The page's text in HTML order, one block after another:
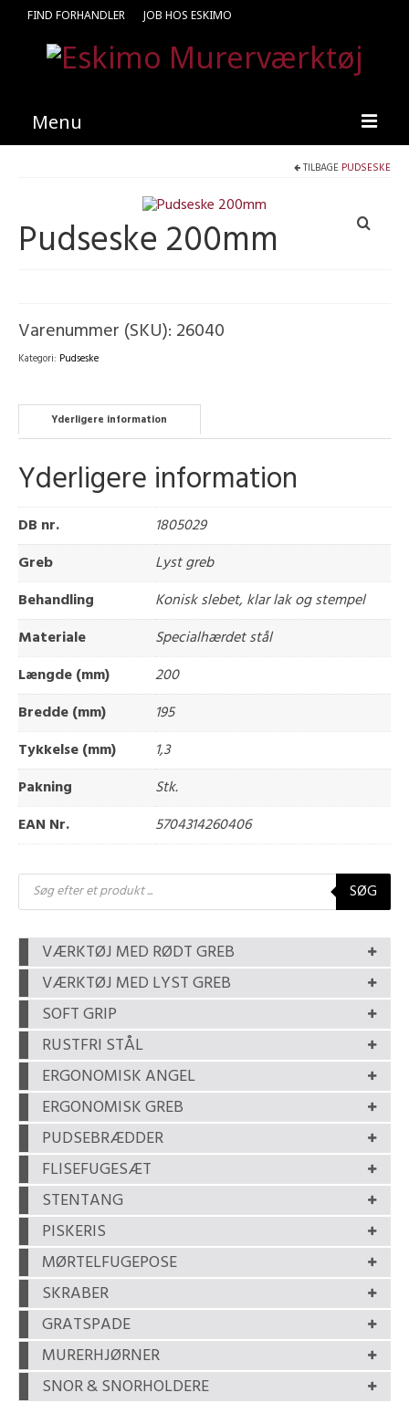
FIND FORHANDLER JOB HOS ESKIMO
Menu
Kataloger
Find en medarbejder
TILBAGE PUDSESKE
Pudseske 200mm
Varenummer (SKU): 26040
Kategori: Pudseske
Yderligere information
Yderligere information
DB nr.
1805029
Greb
Lyst greb
Behandling
Konisk slebet, klar lak og stempel
Materiale
Specialhærdet stål
Længde (mm)
200
Bredde (mm)
195
Tykkelse (mm)
1,3
Pakning
Stk.
EAN Nr.
5704314260406
Products
search SØG
VÆRKTØJ MED RØDT GREB
VÆRKTØJ MED LYST GREB
SOFT GRIP
RUSTFRI STÅL
ERGONOMISK ANGEL
ERGONOMISK GREB
PUDSEBRÆDDER
FLISEFUGESÆT
STENTANG
PISKERIS
MØRTELFUGEPOSE
SKRABER
GRATSPADE
MURERHJØRNER
SNOR & SNORHOLDERE